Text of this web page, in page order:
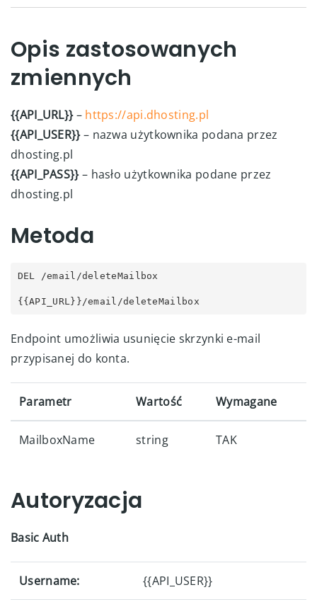
Opis zastosowanych
zmiennych
{{API_URL}}– https://api.dhosting.pl
{{API_USER}}– nazwa użytkownika podana przez
dhosting.pl
{{API_PASS}}– hasło użytkownika podane przez
dhosting.pl
Metoda
DEL /email/deleteMailbox
{{API_URL}}/email/deleteMailbox
Endpoint umożliwia usunięcie skrzynki e-mail
przypisanej do konta.
Parametr Wartość Wymagane
MailboxName string TAK
Autoryzacja
Basic Auth
Username: {{API_USER}}